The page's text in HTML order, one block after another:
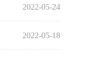
2022-05-24
2022-05-18